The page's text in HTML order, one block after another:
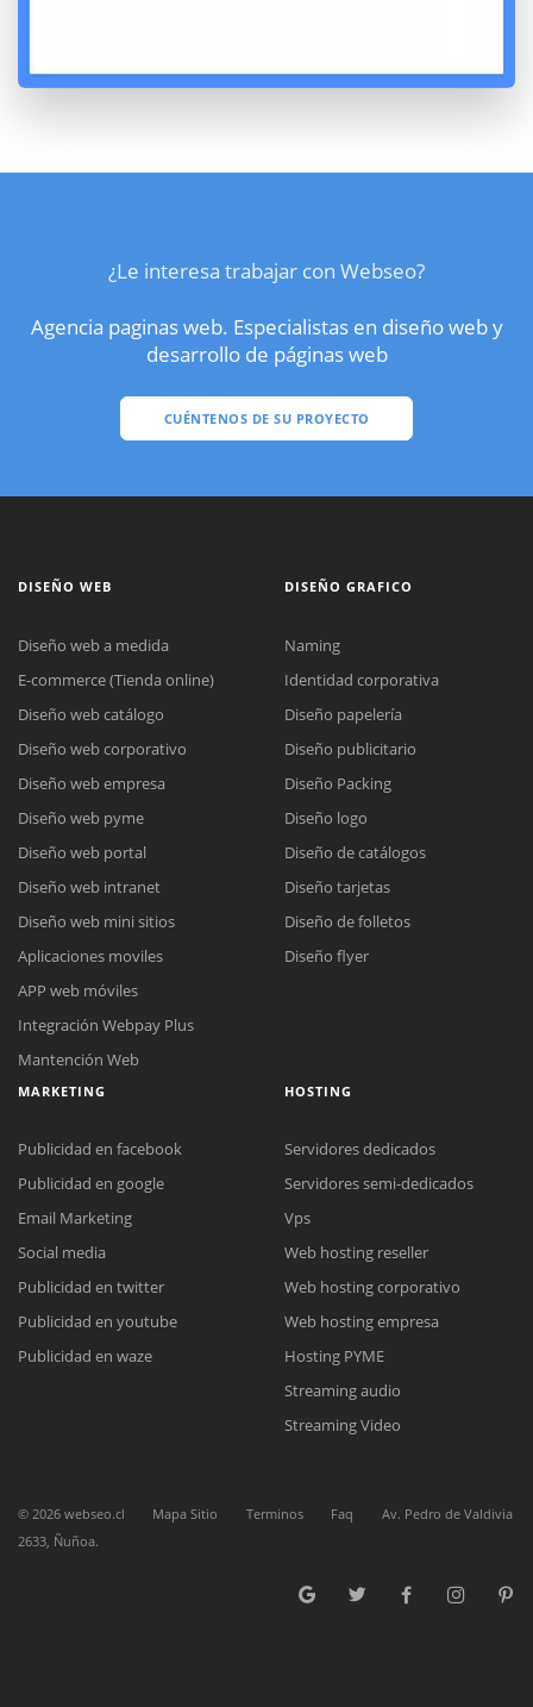
¿Le interesa trabajar con Webseo?
Agencia paginas web. Especialistas en diseño web y
desarrollo de páginas web
CUÉNTENOS DE SU PROYECTO
Reunión online
Nuestros ejecutivos le enviarán un correo electrónico con el enlace a
Meet para la reunión online.
Cotización
Complete el formulario y nos contactaremos a la brevedad.
Chat Online
para enviarnos un correo electrónico con sus datos personales.
DISEÑO WEB
Diseño web a medida
E-commerce (Tienda online)
Diseño web catálogo
Diseño web corporativo
Diseño web empresa
Diseño web pyme
Diseño web portal
Diseño web intranet
Diseño web mini sitios
Aplicaciones moviles
APP web móviles
Integración Webpay Plus
Mantención Web
DISEÑO GRAFICO
Naming
Identidad corporativa
Diseño papelería
Diseño publicitario
Diseño Packing
Diseño logo
Diseño de catálogos
Diseño tarjetas
Diseño de folletos
Diseño flyer
MARKETING
Publicidad en facebook
Publicidad en google
Email Marketing
Social media
Publicidad en twitter
Publicidad en youtube
Publicidad en waze
HOSTING
Servidores dedicados
Servidores semi-dedicados
Vps
Web hosting reseller
Web hosting corporativo
Web hosting empresa
Hosting PYME
Streaming audio
Streaming Video
© 2026 webseo.cl Mapa Sitio Terminos Faq
Av. Pedro de Valdivia
2633, Ñuñoa.